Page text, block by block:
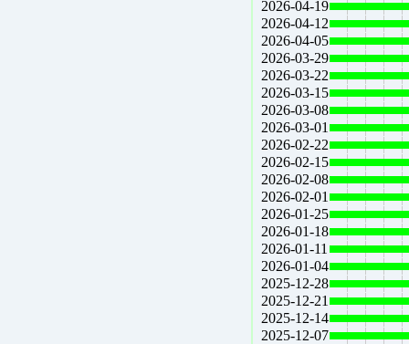
2026-04-19
2026-04-12
2026-04-05
2026-03-29
2026-03-22
2026-03-15
2026-03-08
2026-03-01
2026-02-22
2026-02-15
2026-02-08
2026-02-01
2026-01-25
2026-01-18
2026-01-11
2026-01-04
2025-12-28
2025-12-21
2025-12-14
2025-12-07